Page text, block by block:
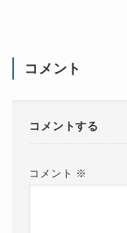
コメント
コメントする
コメント ※